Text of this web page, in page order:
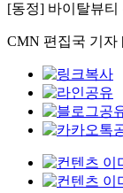
[동정] 바이탈뷰티
CMN 편집국 기자